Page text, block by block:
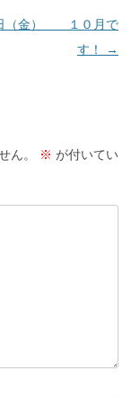
（金） １０月で
す！
→
ん。 ※ が付いてい